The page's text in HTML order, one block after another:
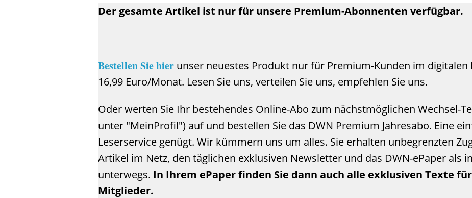
Der gesamte Artikel ist nur für unsere Premium-Abonnenten verfügbar.
Bestellen Sie hier unser neuestes Produkt nur für Premium-Kunden im
16,99 Euro/Monat. Lesen Sie uns, verteilen Sie uns, empfehlen Sie uns.
Oder werten Sie Ihr bestehendes Online-Abo zum nächstmöglichen Wechsel-
unter "MeinProfil") auf und bestellen Sie das DWN Premium Jahresabo. Eine
Leserservice genügt. Wir kümmern uns um alles. Sie erhalten unbegrenzten
Artikel im Netz, den täglichen exklusiven Newsletter und das DWN-ePaper als
unterwegs. In Ihrem ePaper finden Sie dann auch alle exklusiven Texte
Mitglieder.